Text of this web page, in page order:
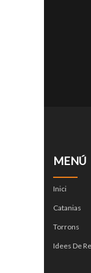
MENÚ
Inici
Catanias
Torrons
Idees De